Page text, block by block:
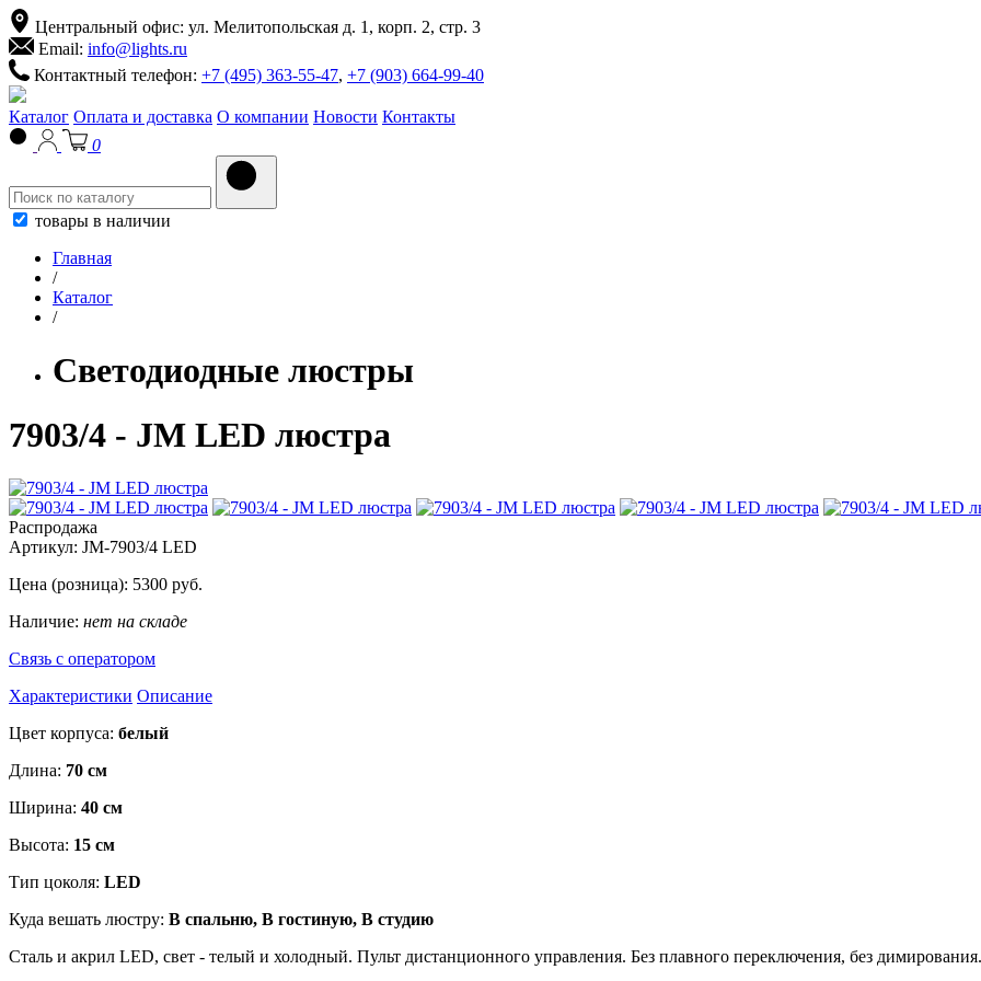
Центральный офис: ул. Мелитопольская д. 1, корп. 2, стр. 3
Email: info@lights.ru
Контактный телефон: +7 (495) 363-55-47, +7 (903) 664-99-40
Каталог Оплата и доставка О компании Новости Контакты
0
товары в наличии
Главная
/
Каталог
/
Светодиодные люстры
7903/4 - JM LED люстра
Распродажа
Артикул: JM-7903/4 LED
Цена (розница): 5300 руб.
Наличие: нет на складе
Связь с оператором
Характеристики Описание
Цвет корпуса: белый
Длина: 70 см
Ширина: 40 см
Высота: 15 см
Тип цоколя: LED
Куда вешать люстру: В спальню, В гостиную, В студию
Сталь и акрил LED, свет - телый и холодный. Пульт дистанционного управления. Без плавного переключения, без димирования.